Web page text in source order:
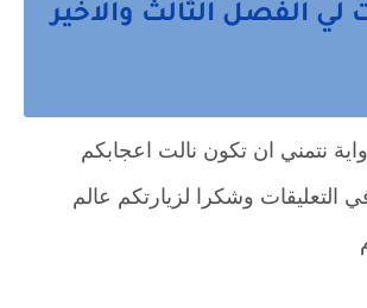
لي الفصل الثالث والاخير
نتمني ان تكون نالت اعجابكم
التعليقات وشكرا لزيارتكم عالم